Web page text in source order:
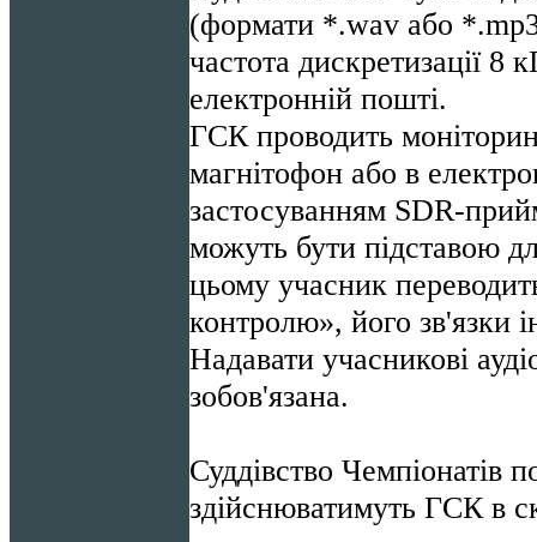
(формати *.wav або
частота дискретизації 8
електронній пошті.
ГСК проводить
магнітофон або в
застосуванням SDR-
можуть бути підставою
цьому учасник
контролю», його зв'язки
Надавати учасникові
зобов'язана.
Суддівство Чемпіонатів
здійснюватимуть ГСК в